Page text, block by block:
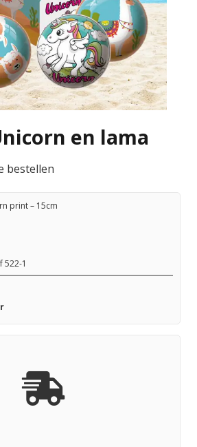
en lama
bestellen
print – 15cm
522-1